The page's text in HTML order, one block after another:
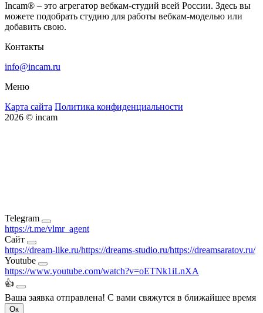
Incam® – это агрегатор вебкам-студий всей России. Здесь вы
можете подобрать студию для работы вебкам-моделью или
добавить свою.
Контакты
info@incam.ru
Меню
Карта сайта Политика конфиденциальности
2026 © incam
Telegram
https://t.me/vlmr_agent
Сайт
https://dream-like.ru/https://dreams-studio.ru/https://dreamsaratov.ru/
Youtube
https://www.youtube.com/watch?v=oETNk1iLnXA
👍
Ваша заявка отправлена! С вами свяжутся в ближайшее время
Ок